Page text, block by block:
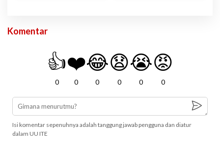
Komentar
👍
0
❤️
0
😂
0
😧
0
😭
0
😡
0
Isi komentar sepenuhnya adalah tanggung jawab pengguna dan diatur
dalam UU ITE